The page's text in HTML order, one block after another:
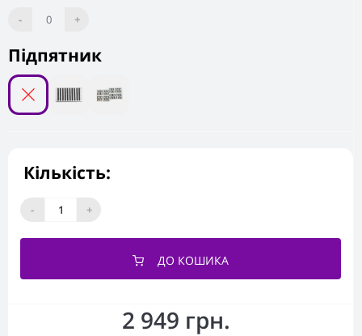
2 949 грн.
Підпятник
- 0 +
Кількість:
- +
ДО КОШИКА